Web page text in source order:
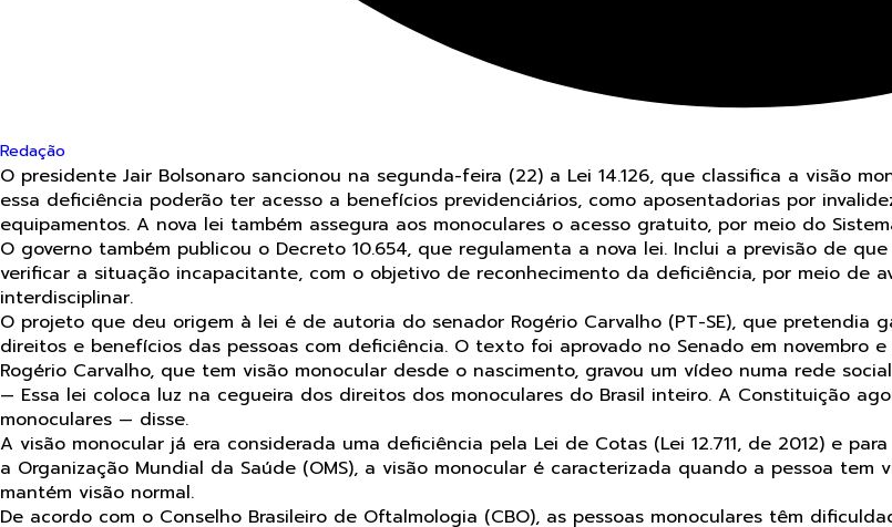
Redação
O presidente Jair Bolsonaro sancionou na segunda-feira (22) a Lei 14.126, que classifica a visão
essa deficiência poderão ter acesso a benefícios previdenciários, como aposentadorias por
equipamentos. A nova lei também assegura aos monoculares o acesso gratuito, por meio do
O governo também publicou o Decreto 10.654, que regulamenta a nova lei. Inclui a previsão de
verificar a situação incapacitante, com o objetivo de reconhecimento da deficiência, por meio de
interdisciplinar.
O projeto que deu origem à lei é de autoria do senador Rogério Carvalho (PT-SE), que pretendia
direitos e benefícios das pessoas com deficiência. O texto foi aprovado no Senado em novembro
Rogério Carvalho, que tem visão monocular desde o nascimento, gravou um vídeo numa rede
— Essa lei coloca luz na cegueira dos direitos dos monoculares do Brasil inteiro. A Constituição
monoculares — disse.
A visão monocular já era considerada uma deficiência pela Lei de Cotas (Lei 12.711, de 2012) e
a Organização Mundial da Saúde (OMS), a visão monocular é caracterizada quando a pessoa
mantém visão normal.
De acordo com o Conselho Brasileiro de Oftalmologia (CBO), as pessoas monoculares têm